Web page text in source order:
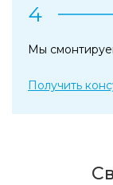
4
Мы
Получить